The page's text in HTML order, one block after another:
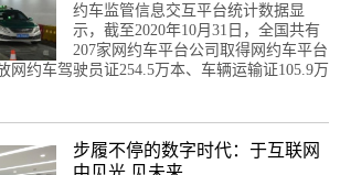
约车监管信息交互平台统计数据显
示，截至2020年10月31日，全国共有
207家网约车平台公司取得网约车平台
网约车驾驶员证254.5万本、车辆运输证105.9万
步履不停的数字时代：于互联网